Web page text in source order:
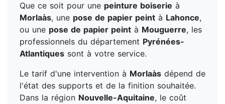
Que ce soit pour une peinture boiserie à
Morlaàs, une pose de papier peint à Lahonce,
ou une pose de papier peint à Mouguerre, les
professionnels du département Pyrénées-
Atlantiques sont à votre service.
Le tarif d'une intervention à Morlaàs dépend de
l'état des supports et de la finition souhaitée.
Dans la région Nouvelle-Aquitaine, le coût